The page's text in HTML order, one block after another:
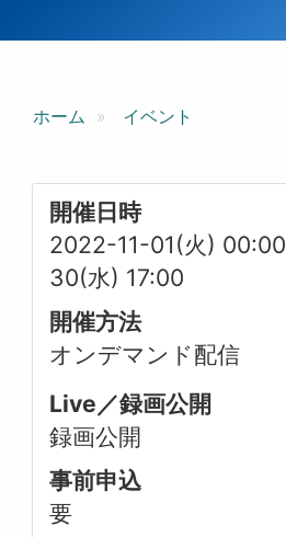
ホーム イベント
開催日時
2022-11-01(火) 00:00
30(水) 17:00
開催方法
オンデマンド配信
Live／録画公開
録画公開
事前申込
要